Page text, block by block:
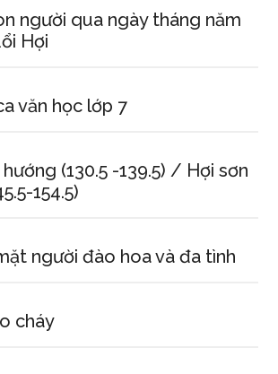
người qua ngày tháng năm
Hợi
văn học lớp 7
(130.5 -139.5) / Hợi sơn
154.5)
người đào hoa và đa tình
cháy